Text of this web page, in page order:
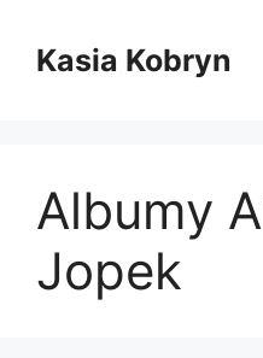
treściKasia Kobryn
Albumy
Jopek